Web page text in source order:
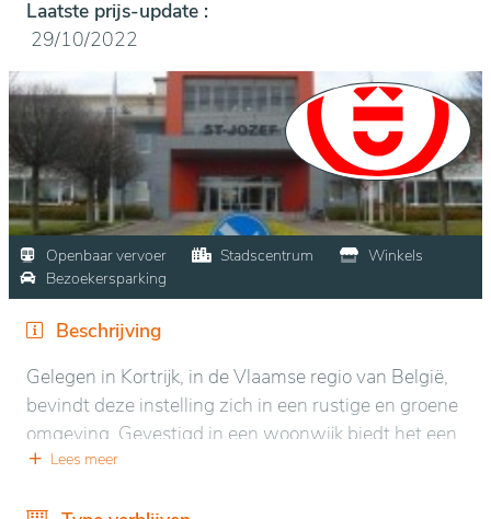
Laatste prijs-update :
29/10/2022
Openbaar vervoer Stadscentrum
Winkels
Bezoekersparking
Beschrijving
Gelegen in Kortrijk, in de Vlaamse regio van België,
bevindt deze instelling zich in een rustige en groene
omgeving. Gevestigd in een woonwijk biedt het een
serene sfeer die bevorderlijk is voor ontspanning en
Lees meer